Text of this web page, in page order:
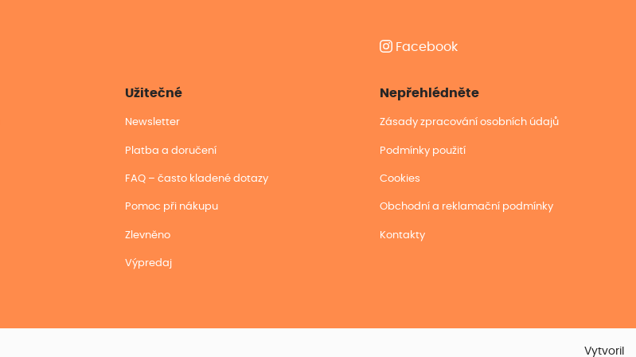
Facebook
Užitečné
Newsletter
Platba a doručení
FAQ – často kladené dotazy
Pomoc při nákupu
Zlevněno
Výpredaj
Nepřehlédněte
Zásady zpracování osobních údajů
Podmínky použití
Cookies
Obchodní a reklamační podmínky
Kontakty
Vytvoril